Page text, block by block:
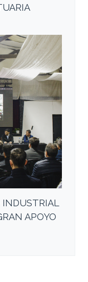
INDUSTRIAL
APOYO